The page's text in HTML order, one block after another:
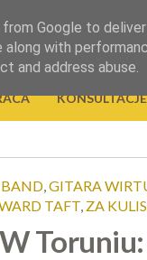
KONSULTACJE
BAND,GITARA
TAFT, ZA
Google to
along with
and address abuse.